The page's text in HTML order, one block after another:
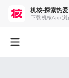
机核-探索热爱
下载 机核App